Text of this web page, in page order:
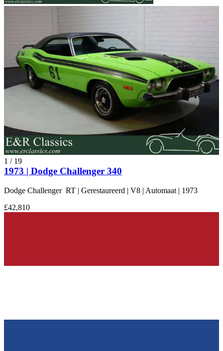
1 / 19
1973 | Dodge Challenger 340
Dodge Challenger RT | Gerestaureerd | V8 | Automaat | 1973
£42,810